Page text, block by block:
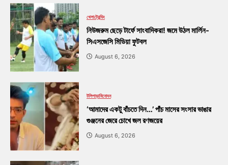
খেলাট্রেন্ডিং
নিউজরুম ছেড়ে টার্ফে সাংবাদিকরা! জমে উঠল মার্লিন-
সিএসজেসি মিডিয়া ফুটবল
August 6, 2026
টলিপাড়াবিনোদন
‘আমাদের একটু বাঁচতে দিন…’ পাঁচ মাসের সংসার ভাঙার
গুঞ্জনের জেরে চোখে জল রণজয়ের
August 6, 2026